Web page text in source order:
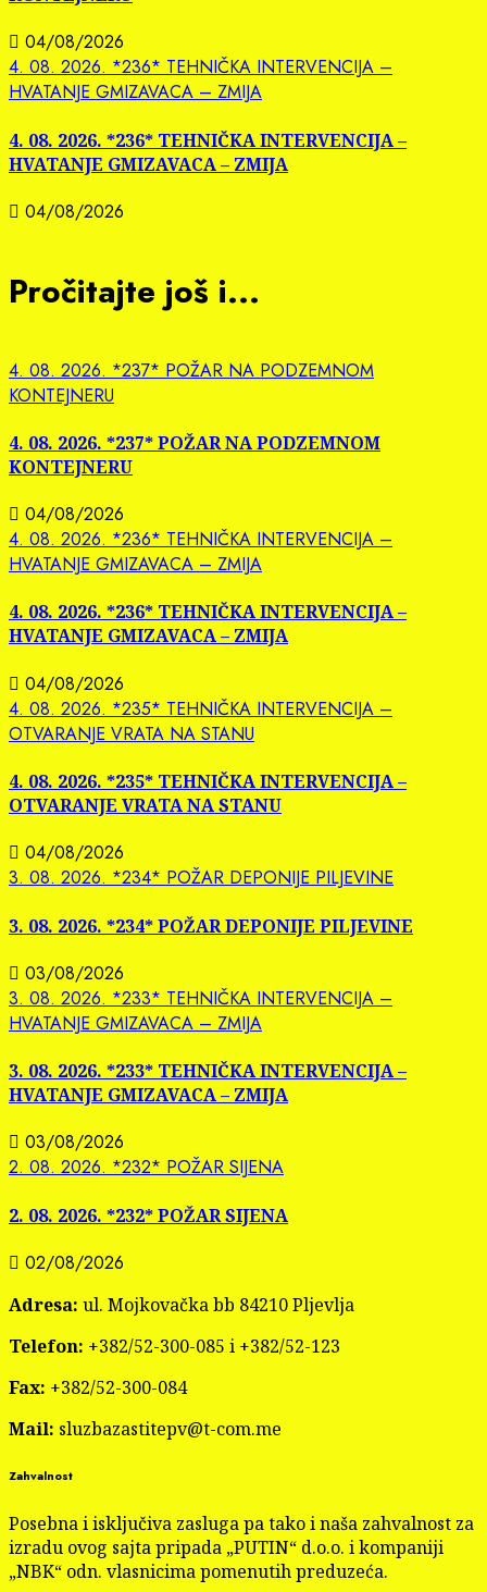
04/08/2026
4. 08. 2026. *236* TEHNIČKA INTERVENCIJA –
HVATANJE GMIZAVACA – ZMIJA
4. 08. 2026. *236* TEHNIČKA INTERVENCIJA –
HVATANJE GMIZAVACA – ZMIJA
04/08/2026
Pročitajte još i...
4. 08. 2026. *237* POŽAR NA PODZEMNOM
KONTEJNERU
4. 08. 2026. *237* POŽAR NA PODZEMNOM
KONTEJNERU
04/08/2026
4. 08. 2026. *236* TEHNIČKA INTERVENCIJA –
HVATANJE GMIZAVACA – ZMIJA
4. 08. 2026. *236* TEHNIČKA INTERVENCIJA –
HVATANJE GMIZAVACA – ZMIJA
04/08/2026
4. 08. 2026. *235* TEHNIČKA INTERVENCIJA –
OTVARANJE VRATA NA STANU
4. 08. 2026. *235* TEHNIČKA INTERVENCIJA –
OTVARANJE VRATA NA STANU
04/08/2026
3. 08. 2026. *234* POŽAR DEPONIJE PILJEVINE
3. 08. 2026. *234* POŽAR DEPONIJE PILJEVINE
03/08/2026
3. 08. 2026. *233* TEHNIČKA INTERVENCIJA –
HVATANJE GMIZAVACA – ZMIJA
3. 08. 2026. *233* TEHNIČKA INTERVENCIJA –
HVATANJE GMIZAVACA – ZMIJA
03/08/2026
2. 08. 2026. *232* POŽAR SIJENA
2. 08. 2026. *232* POŽAR SIJENA
02/08/2026
Adresa: ul. Mojkovačka bb 84210 Pljevlja
Telefon: +382/52-300-085 i +382/52-123
Fax: +382/52-300-084
Mail: sluzbazastitepv@t-com.me
Zahvalnost
Posebna i isključiva zasluga pa tako i naša zahvalnost za
izradu ovog sajta pripada „PUTIN“ d.o.o. i kompaniji
„NBK“ odn. vlasnicima pomenutih preduzeća.